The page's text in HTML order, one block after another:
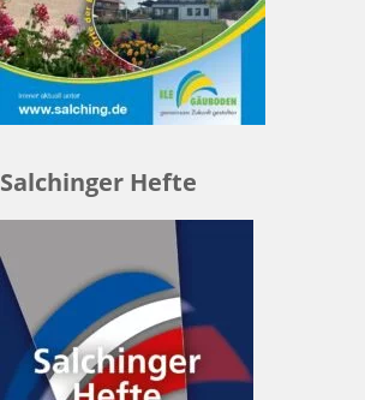
Salchinger Hefte